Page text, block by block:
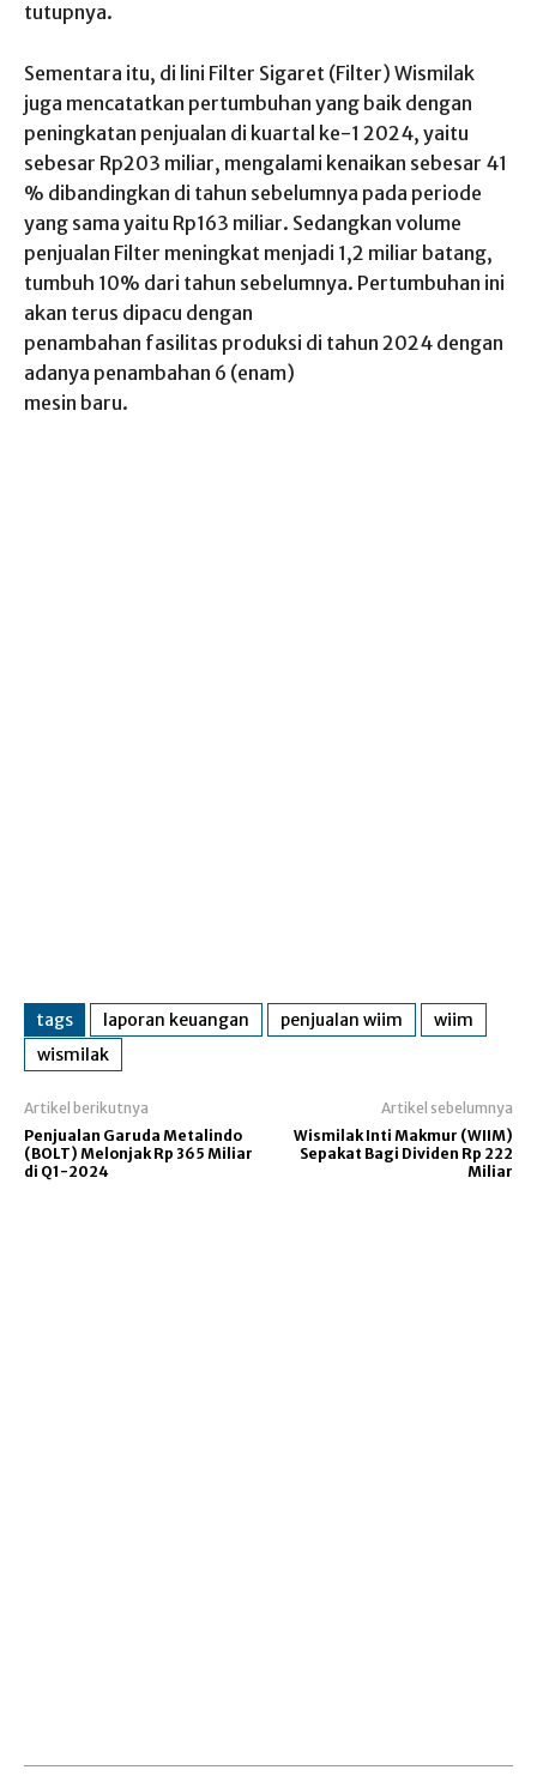
tutupnya.
Sementara itu, di lini Filter Sigaret (Filter) Wismilak
juga mencatatkan pertumbuhan yang baik dengan
peningkatan penjualan di kuartal ke-1 2024, yaitu
sebesar Rp203 miliar, mengalami kenaikan sebesar 41
% dibandingkan di tahun sebelumnya pada periode
yang sama yaitu Rp163 miliar. Sedangkan volume
penjualan Filter meningkat menjadi 1,2 miliar batang,
tumbuh 10% dari tahun sebelumnya. Pertumbuhan ini
akan terus dipacu dengan
penambahan fasilitas produksi di tahun 2024 dengan
adanya penambahan 6 (enam)
mesin baru.
tags laporan keuangan penjualan wiim
wiim
wismilak
Artikel berikutnya
Penjualan Garuda Metalindo
(BOLT) Melonjak Rp 365 Miliar
di Q1-2024
Artikel sebelumnya
Wismilak Inti Makmur (WIIM)
Sepakat Bagi Dividen Rp 222
Miliar